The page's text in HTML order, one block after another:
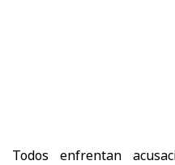
Todos enfrentan